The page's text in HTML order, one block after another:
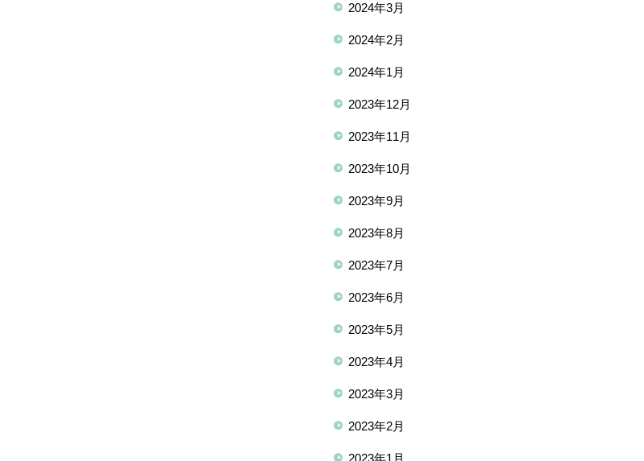
2024年3月
2024年2月
2024年1月
2023年12月
2023年11月
2023年10月
2023年9月
2023年8月
2023年7月
2023年6月
2023年5月
2023年4月
2023年3月
2023年2月
2023年1月